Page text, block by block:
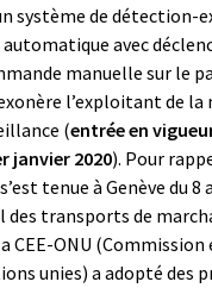
système de détection-
automatique avec
manuelle sur le
l’exploitant de la
(entrée en
janvier 2020). Pour
tenue à Genève du 8
des transports de
CEE-ONU
unies) a adopté des